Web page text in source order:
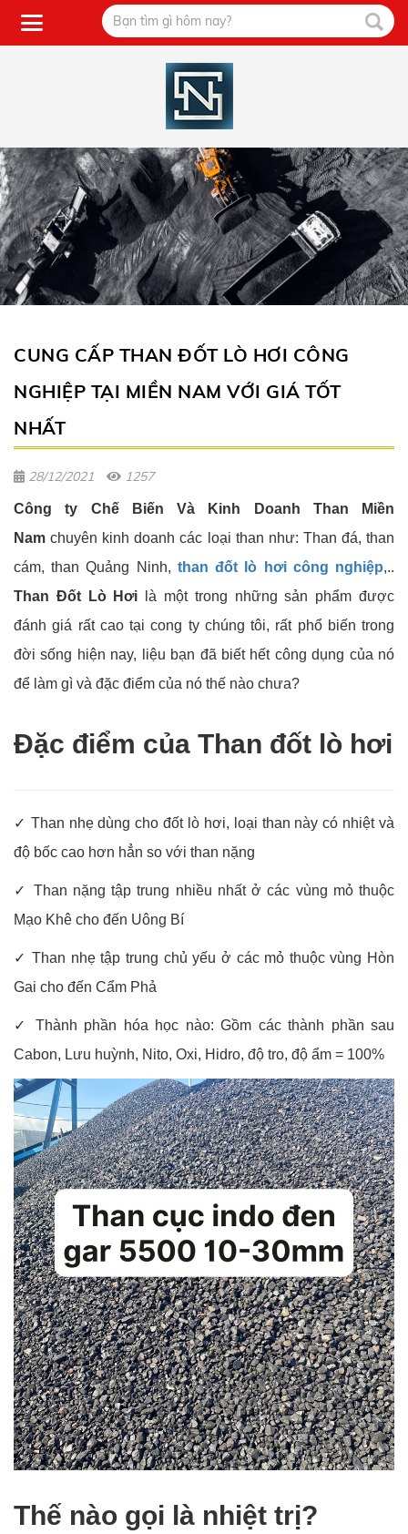
CUNG CẤP THAN ĐỐT LÒ HƠI CÔNG
NGHIỆP TẠI MIỀN NAM VỚI GIÁ TỐT
NHẤT
28/12/2021 1257
Công ty Chế Biến Và Kinh Doanh Than Miền
Nam chuyên kinh doanh các loại than như: Than đá, than
cám, than Quảng Ninh, than đốt lò hơi công nghiệp,..
Than Đốt Lò Hơi là một trong những sản phẩm được
đánh giá rất cao tại cong ty chúng tôi, rất phổ biến trong
đời sống hiện nay, liệu bạn đã biết hết công dụng của nó
để làm gì và đặc điểm của nó thế nào chưa?
Đặc điểm của Than đốt lò hơi
✓ Than nhẹ dùng cho đốt lò hơi, loại than này có nhiệt và
độ bốc cao hơn hẳn so với than nặng
✓ Than nặng tập trung nhiều nhất ở các vùng mỏ thuộc
Mạo Khê cho đến Uông Bí
✓ Than nhẹ tập trung chủ yếu ở các mỏ thuộc vùng Hòn
Gai cho đến Cẩm Phả
✓ Thành phần hóa học nào: Gồm các thành phần sau
Cabon, Lưu huỳnh, Nito, Oxi, Hidro, độ tro, độ ẩm = 100%
Thế nào gọi là nhiệt trị?